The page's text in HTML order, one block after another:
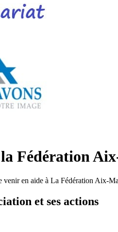
Fédération
en aide à La Fédération Aix-
et ses actions